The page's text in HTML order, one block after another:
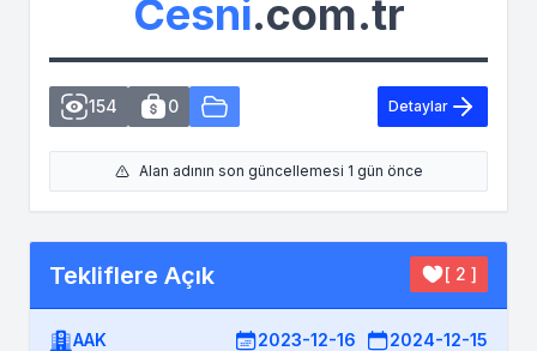
Cesni.com.tr
154 0 Detaylar
Alan adının son güncellemesi 1 gün önce
Tekliflere Açık [ 2 ]
AAK 2023-12-16 2024-12-15